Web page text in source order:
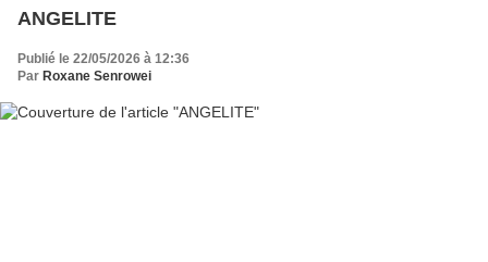
ANGELITE
Publié le 22/05/2026 à 12:36
Par Roxane Senrowei